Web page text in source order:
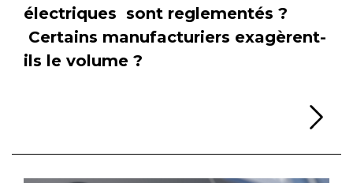
électriques sont reglementés ?
Certains manufacturiers exagèrent-
ils le volume ?